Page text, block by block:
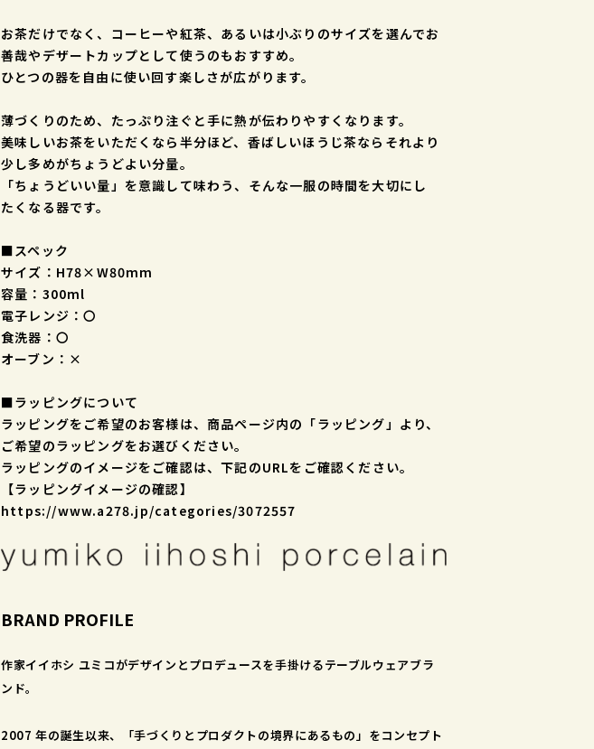
お茶だけでなく、コーヒーや紅茶、あるいは小ぶりのサイズを選んでお
善哉やデザートカップとして使うのもおすすめ。
ひとつの器を自由に使い回す楽しさが広がります。
薄づくりのため、たっぷり注ぐと手に熱が伝わりやすくなります。
美味しいお茶をいただくなら半分ほど、香ばしいほうじ茶ならそれより
少し多めがちょうどよい分量。
「ちょうどいい量」を意識して味わう、そんな一服の時間を大切にし
たくなる器です。
■スペック
サイズ：H78×W80mm
容量：300ml
電子レンジ：〇
食洗器：〇
オーブン：×
■ラッピングについて
ラッピングをご希望のお客様は、商品ページ内の「ラッピング」より、
ご希望のラッピングをお選びください。
ラッピングのイメージをご確認は、下記のURLをご確認ください。
【ラッピングイメージの確認】
https://www.a278.jp/categories/3072557
BRAND PROFILE
作家イイホシ ユミコがデザインとプロデュースを手掛けるテーブルウェアブラ
ンド。
2007 年の誕生以来、「手づくりとプロダクトの境界にあるもの」をコンセプト